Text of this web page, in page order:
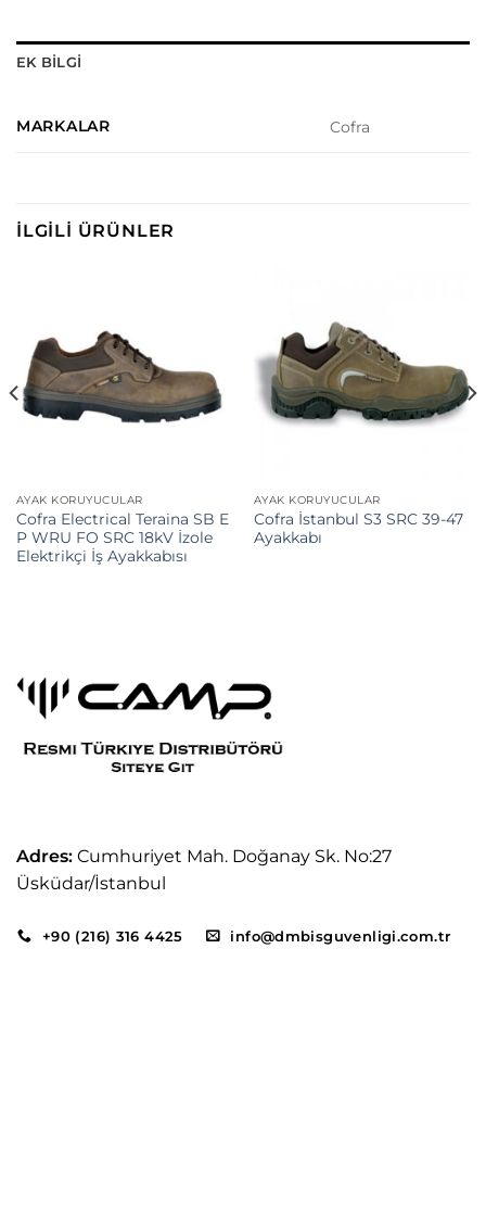
EK BILGI
MARKALAR Cofra
İLGILI ÜRÜNLER
AYAK KORUYUCULAR
Cofra Electrical Teraina SB E
P WRU FO SRC 18kV İzole
Elektrikçi İş Ayakkabısı
AYAK KORUYUCULAR
Cofra İstanbul S3 SRC 39-47
Ayakkabı
Adres: Cumhuriyet Mah. Doğanay Sk. No:27
Üsküdar/İstanbul
+90 (216) 316 4425 info@dmbisguvenligi.com.tr